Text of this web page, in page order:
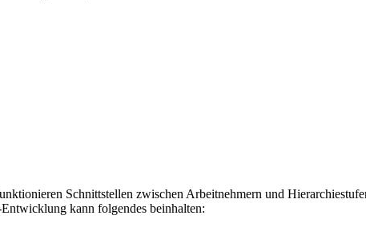
Schnittstellen zwischen Arbeitnehmern und
kann folgendes beinhalten: